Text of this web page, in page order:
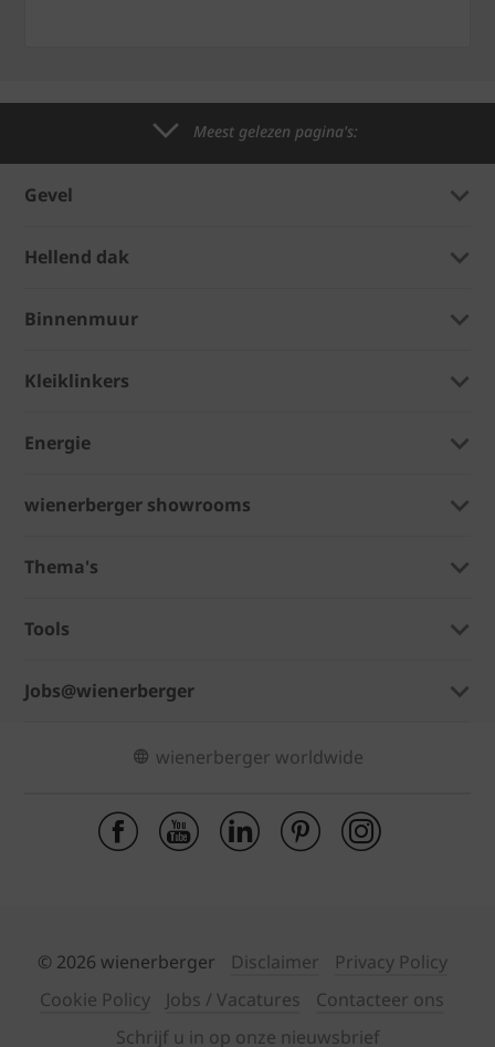
Meest gelezen pagina's:
Gevel
Hellend dak
Binnenmuur
Kleiklinkers
Energie
wienerberger showrooms
Thema's
Tools
Jobs@wienerberger
wienerberger worldwide
© 2026 wienerberger Disclaimer
Privacy Policy
Cookie Policy
Jobs / Vacatures
Contacteer ons
Schrijf u in op onze nieuwsbrief